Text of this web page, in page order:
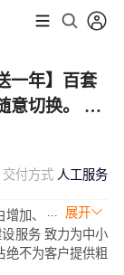
一年】百套
意切换。 后
交付方式 人工服务
展开
加、
服务 致力为中小
不为客户提供粗